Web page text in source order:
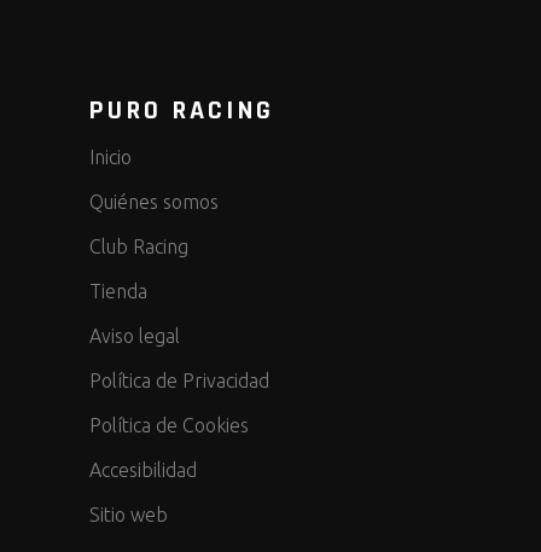
PURO RACING
Inicio
Quiénes somos
Club Racing
Tienda
Aviso legal
Política de Privacidad
Política de Cookies
Accesibilidad
Sitio web